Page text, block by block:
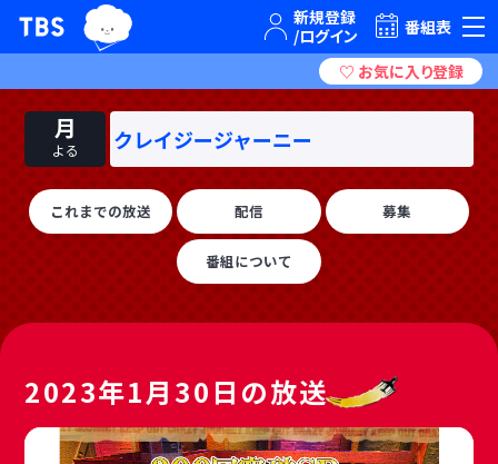
TBSテレビ｜ときめくときを。
TBSグループキャラクター『ワクティ』
番組表
月
よる クレイジージャーニー
これまでの放送 配信 募集
番組について
2023年1月30日の放送